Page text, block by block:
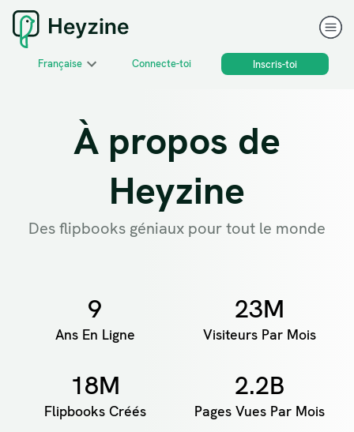
Française Connecte-toi Inscris-toi
À propos de
Heyzine
Des flipbooks géniaux pour tout le monde
9
Ans En Ligne
23M
Visiteurs Par Mois
18M
Flipbooks Créés
2.2B
Pages Vues Par Mois